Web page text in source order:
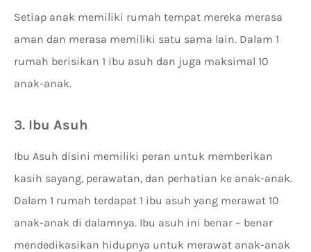
Setiap anak memiliki rumah tempat mereka merasa
aman dan merasa memiliki satu sama lain. Dalam 1
rumah berisikan 1 ibu asuh dan juga maksimal 10
anak-anak.
3. Ibu Asuh
Ibu Asuh disini memiliki peran untuk memberikan
kasih sayang, perawatan, dan perhatian ke anak-anak.
Dalam 1 rumah terdapat 1 ibu asuh yang merawat 10
anak-anak di dalamnya. Ibu asuh ini benar – benar
mendedikasikan hidupnya untuk merawat anak-anak